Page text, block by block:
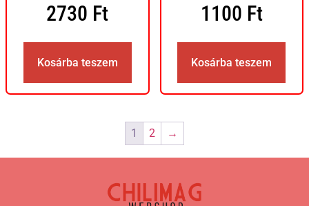
2730 Ft
Kosárba teszem
1100 Ft
Kosárba teszem
1 2 →